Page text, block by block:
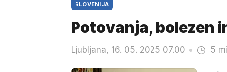
SLOVENIJA
Potovanja, bolezen
Ljubljana, 16. 05. 2025 07.00 5